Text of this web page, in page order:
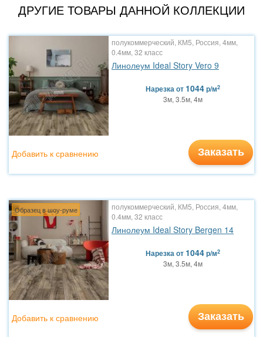
ДРУГИЕ ТОВАРЫ ДАННОЙ КОЛЛЕКЦИИ
полукоммерческий, КМ5, Россия, 4мм,
0.4мм, 32 класс
Линолеум Ideal Story Vero 9
Нарезкаот 1044р/м2
3м, 3.5м, 4м
Заказать
Добавить к сравнению
Образец в шоу-руме
полукоммерческий, КМ5, Россия, 4мм,
0.4мм, 32 класс
Линолеум Ideal Story Bergen 14
Нарезкаот 1044р/м2
3м, 3.5м, 4м
Заказать
Добавить к сравнению